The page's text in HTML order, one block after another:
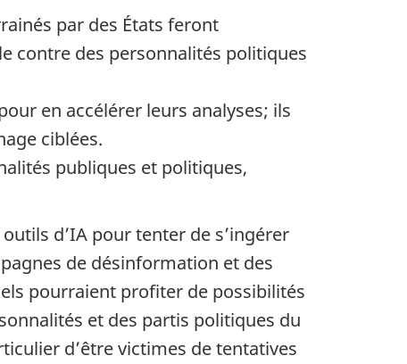
par des États feront
contre des personnalités politiques
en accélérer leurs analyses; ils
ciblées.
publiques et politiques,
d’IA pour tenter de s’ingérer
de désinformation et des
pourraient profiter de possibilités
et des partis politiques du
d’être victimes de tentatives